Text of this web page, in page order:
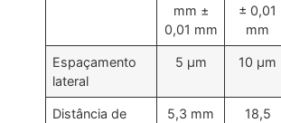
mm ±
0,01 mm
± 0,01
mm
Espaçamento
lateral
5 µm 10 µm
Distância de
5,3 mm
18,5